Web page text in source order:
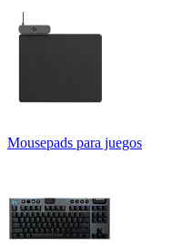
Mousepads para juegos